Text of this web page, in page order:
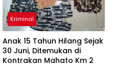
Kriminal
Anak 15 Tahun Hilang Sejak
30 Juni, Ditemukan di
Kontrakan Mahato Km 2